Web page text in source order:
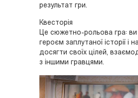
результат гри.
Квесторія
Це сюжетно-рольова гра: ви
героєм заплутаної історії і
досягти своїх цілей,
з іншими гравцями.